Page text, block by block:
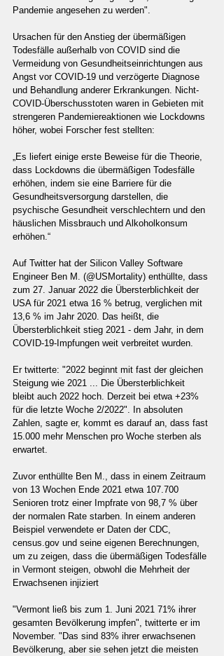
Pandemie angesehen zu werden".
Ursachen für den Anstieg der übermäßigen
Todesfälle außerhalb von COVID sind die
Vermeidung von Gesundheitseinrichtungen aus
Angst vor COVID-19 und verzögerte Diagnose
und Behandlung anderer Erkrankungen. Nicht-
COVID-Überschusstoten waren in Gebieten mit
strengeren Pandemiereaktionen wie Lockdowns
höher, wobei Forscher fest stellten:
„Es liefert einige erste Beweise für die Theorie,
dass Lockdowns die übermäßigen Todesfälle
erhöhen, indem sie eine Barriere für die
Gesundheitsversorgung darstellen, die
psychische Gesundheit verschlechtern und den
häuslichen Missbrauch und Alkoholkonsum
erhöhen.“
Auf Twitter hat der Silicon Valley Software
Engineer Ben M. (@USMortality) enthüllte, dass
zum 27. Januar 2022 die Übersterblichkeit der
USA für 2021 etwa 16 % betrug, verglichen mit
13,6 % im Jahr 2020. Das heißt, die
Übersterblichkeit stieg 2021 - dem Jahr, in dem
COVID-19-Impfungen weit verbreitet wurden.
Er twitterte: "2022 beginnt mit fast der gleichen
Steigung wie 2021 ... Die Übersterblichkeit
bleibt auch 2022 hoch. Derzeit bei etwa +23%
für die letzte Woche 2/2022". In absoluten
Zahlen, sagte er, kommt es darauf an, dass fast
15.000 mehr Menschen pro Woche sterben als
erwartet.
Zuvor enthüllte Ben M., dass in einem Zeitraum
von 13 Wochen Ende 2021 etwa 107.700
Senioren trotz einer Impfrate von 98,7 % über
der normalen Rate starben. In einem anderen
Beispiel verwendete er Daten der CDC,
census.gov und seine eigenen Berechnungen,
um zu zeigen, dass die übermäßigen Todesfälle
in Vermont steigen, obwohl die Mehrheit der
Erwachsenen injiziert
"Vermont ließ bis zum 1. Juni 2021 71% ihrer
gesamten Bevölkerung impfen", twitterte er im
November. "Das sind 83% ihrer erwachsenen
Bevölkerung, aber sie sehen jetzt die meisten